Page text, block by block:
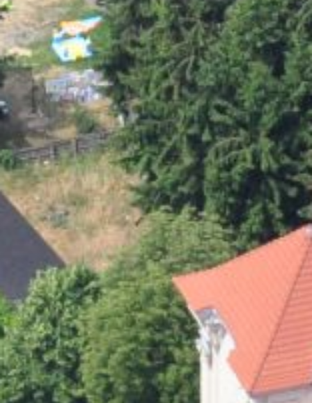
Centrum informacyjne
Pliki do pobrania
Miejsce nauki
Dziedzictwo kulinarne
Łatwy język
Polski